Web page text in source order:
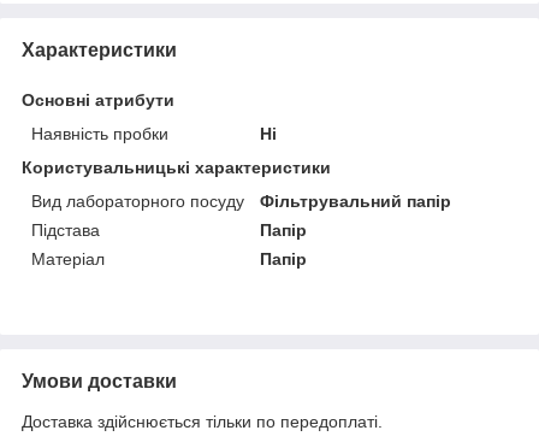
Характеристики
Основні атрибути
Наявність пробки
Ні
Користувальницькі характеристики
Вид лабораторного посуду
Фільтрувальний папір
Підстава
Папір
Матеріал
Папір
Умови доставки
Доставка здійснюється тільки по передоплаті.